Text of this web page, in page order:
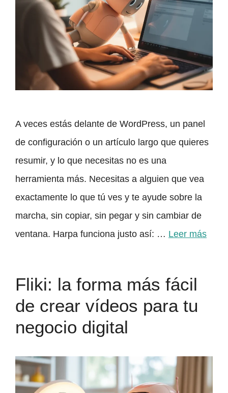
A veces estás delante de WordPress, un panel
de configuración o un artículo largo que quieres
resumir, y lo que necesitas no es una
herramienta más. Necesitas a alguien que vea
exactamente lo que tú ves y te ayude sobre la
marcha, sin copiar, sin pegar y sin cambiar de
ventana. Harpa funciona justo así: … Leer más
Fliki: la forma más fácil
de crear vídeos para tu
negocio digital